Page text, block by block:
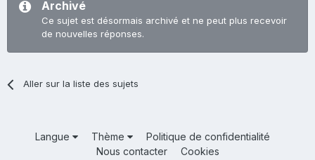
Archivé
Ce sujet est désormais archivé et ne peut plus recevoir
de nouvelles réponses.
Aller sur la liste des sujets
Langue Thème
Politique de confidentialité
Nous contacter
Cookies